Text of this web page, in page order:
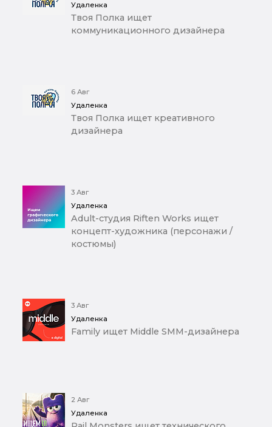
Удаленка
Твоя Полка ищет
коммуникационного дизайнера
6 Авг
Удаленка
Твоя Полка ищет креативного
дизайнера
3 Авг
Удаленка
Adult-студия Riften Works ищет
концепт-художника (персонажи /
костюмы)
3 Авг
Удаленка
Family ищет Middle SMM-дизайнера
2 Авг
Удаленка